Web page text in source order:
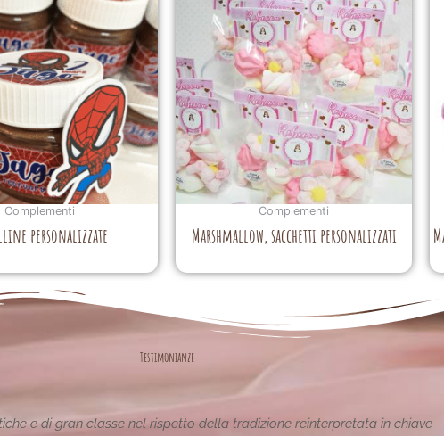
Complementi
personalizzate
Complementi
Marshmallow, sacchetti personalizzati
Testimonianze
fantastiche e uniche..raffinate eleganti....complimenti per la vostra